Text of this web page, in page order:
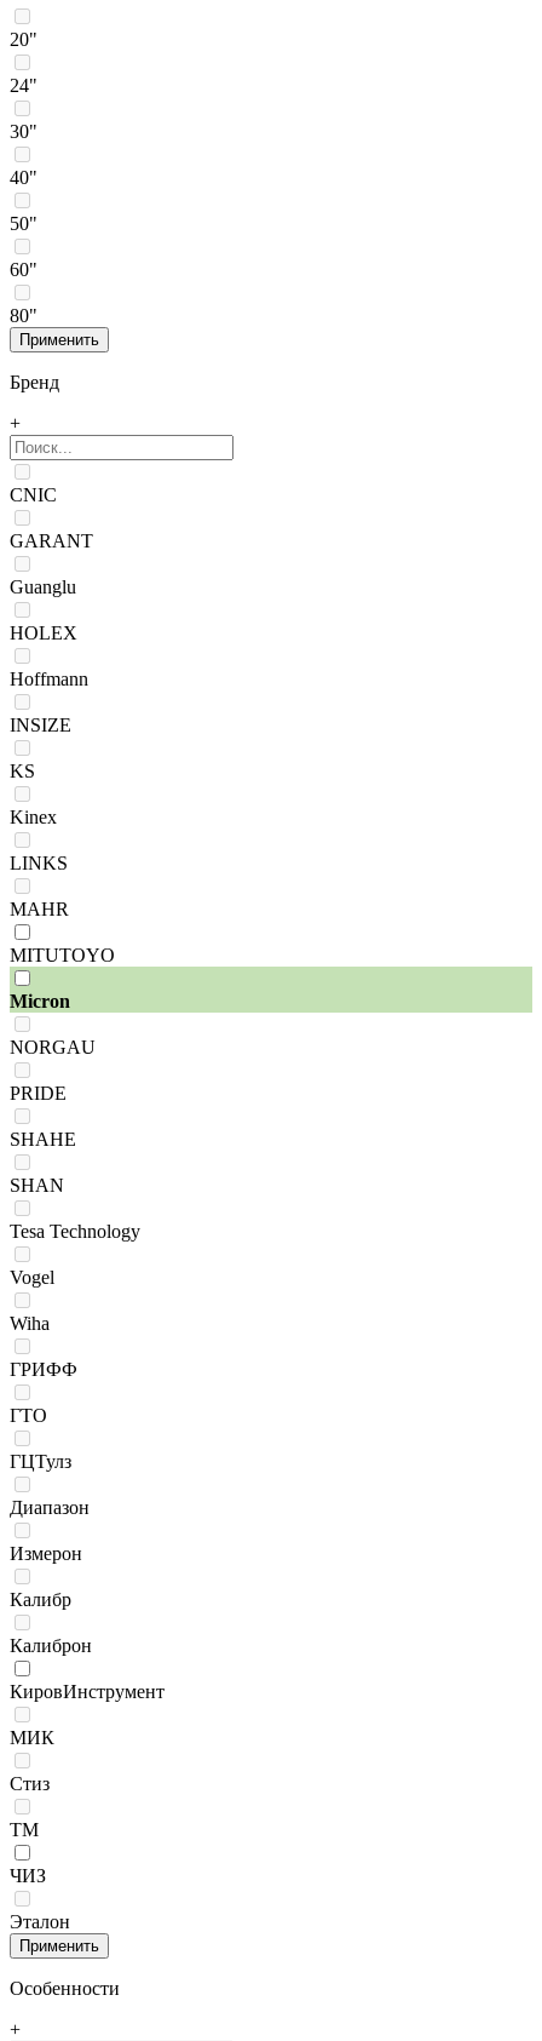
20"
24"
30"
40"
50"
60"
80"
Бренд
+
CNIC
GARANT
Guanglu
HOLEX
Hoffmann
INSIZE
KS
Kinex
LINKS
MAHR
MITUTOYO
Micron
NORGAU
PRIDE
SHAHE
SHAN
Tesa Technology
Vogel
Wiha
ГРИФФ
ГТО
ГЦТулз
Диапазон
Измерон
Калибр
Калиброн
КировИнструмент
МИК
Стиз
ТМ
ЧИЗ
Эталон
Особенности
+